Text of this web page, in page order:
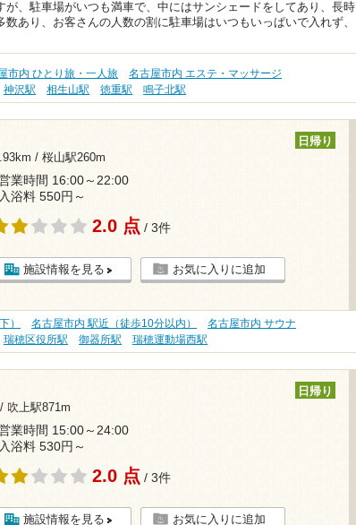
が、駐車場がいつも満車で、中にはサンシェードをしてあり、長時
数あり、お客さんの人数の割に駐車場はいつもいっぱいで入れず、
市内 ひとり旅・一人旅
名古屋市内 エステ・マッサージ
神沢駅 相生山駅 徳重駅 鳴子北駅
/ 桜山駅260m
日帰り
業時間 16:00～22:00
浴料 550円～
2.0 点 / 3件
施設情報を見る お気に入りに追加
） 名古屋市内 駅近（徒歩10分以内）
名古屋市内 サウナ
瑞穂区役所駅 御器所駅 瑞穂運動場西駅
/ 吹上駅871m
日帰り
業時間 15:00～24:00
浴料 530円～
2.0 点 / 3件
施設情報を見る お気に入りに追加